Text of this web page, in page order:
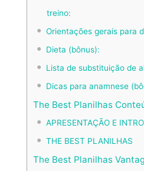
treino:
Orientações gerais para
Dieta (bônus):
Lista de substituição de
Dicas para anamnese
The Best Planilhas
APRESENTAÇÃO E
THE BEST PLANILHAS
The Best Planilhas